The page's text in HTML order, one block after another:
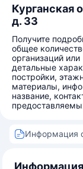
Курганская
д. 33
Получите
общее
организаций
детальные
постройки,
материалы,
название,
Информация